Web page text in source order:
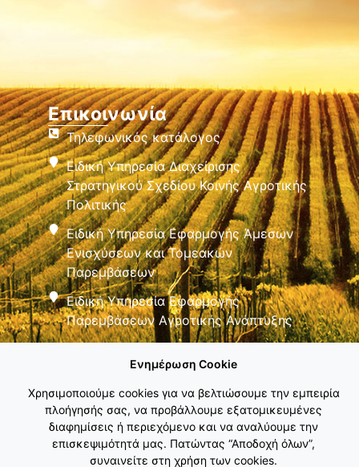
Επικοινωνία
Τηλεφωνικός κατάλογος
Ειδική Υπηρεσία Διαχείρισης
Στρατηγικού Σχεδίου Κοινής Αγροτικής
Πολιτικής
Ειδική Υπηρεσία Εφαρμογής Άμεσων
Ενισχύσεων και Τομεακών
Παρεμβάσεων
Ειδική Υπηρεσία Εφαρμογής
Παρεμβάσεων Αγροτικής Ανάπτυξης
Εθνικό Δίκτυο ΚΑΠ
Ενημέρωση Cookie
Χρησιμοποιούμε cookies για να βελτιώσουμε την εμπειρία
πλοήγησής σας, να προβάλλουμε εξατομικευμένες
διαφημίσεις ή περιεχόμενο και να αναλύουμε την
επισκεψιμότητά μας. Πατώντας “Αποδοχή όλων”,
συναινείτε στη χρήση των cookies.